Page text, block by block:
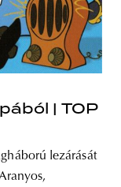
| TOP
lezárását